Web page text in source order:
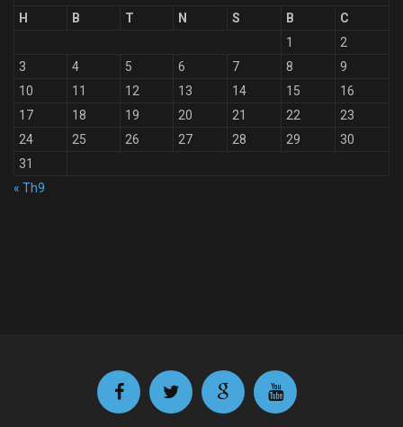
H B T N S B
C
1
2
3
4 5 6 7 8
9
10
11 12 13 14 15
16
17
18 19 20 21 22
23
24
25 26 27 28 29
30
31
« Th9